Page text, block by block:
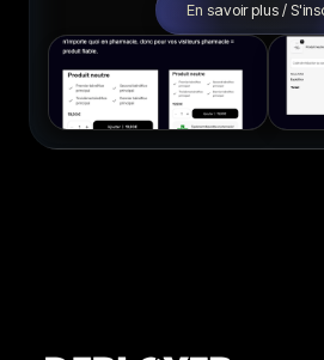
En savoir plus /